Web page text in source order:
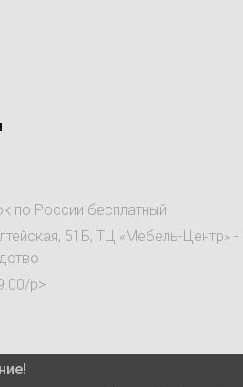
по России бесплатный
51Б, ТЦ «Мебель-Центр» -
p>